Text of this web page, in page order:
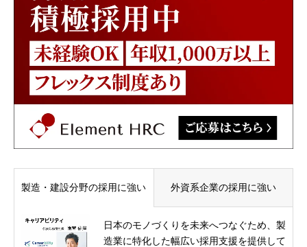
製造・建設分野の採用に強い 外資系企業の採用に強い
日本のモノづくりを未来へつなぐため、製
造業に特化した幅広い採用支援を提供して